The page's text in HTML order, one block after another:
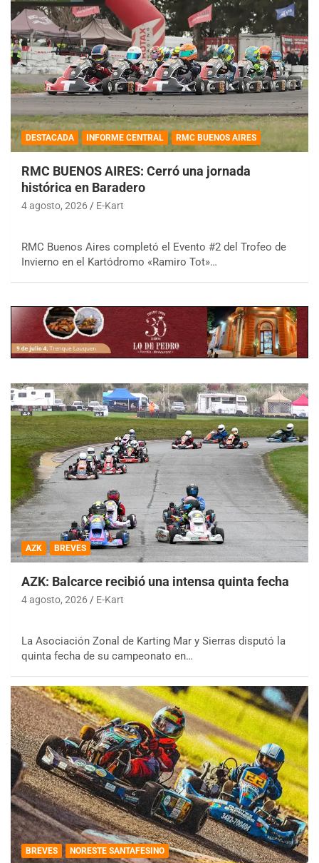
DESTACADA INFORME CENTRAL RMC BUENOS AIRES
RMC BUENOS AIRES: Cerró una jornada
histórica en Baradero
4 agosto, 2026 E-Kart
RMC Buenos Aires completó el Evento #2 del Trofeo de
Invierno en el Kartódromo «Ramiro Tot»…
AZK BREVES
AZK: Balcarce recibió una intensa quinta fecha
4 agosto, 2026 E-Kart
La Asociación Zonal de Karting Mar y Sierras disputó la
quinta fecha de su campeonato en…
BREVES NORESTE SANTAFESINO